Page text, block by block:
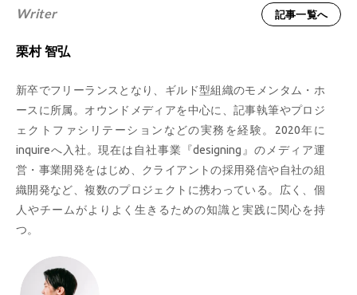
Writer
栗村 智弘
記事一覧へ
新卒でフリーランスとなり、ギルド型組織のモメンタム・ホ
ースに所属。オウンドメディアを中心に、記事執筆やプロジ
ェクトファシリテーションなどの実務を経験。2020年に
inquireへ入社。現在は自社事業『designing』のメディア運
営・事業開発をはじめ、クライアントの採用発信や自社の組
織開発など、複数のプロジェクトに携わっている。広く、個
人やチームがよりよく生きるための知識と実践に関心を持
つ。